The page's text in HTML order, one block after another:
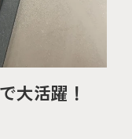
大活躍！